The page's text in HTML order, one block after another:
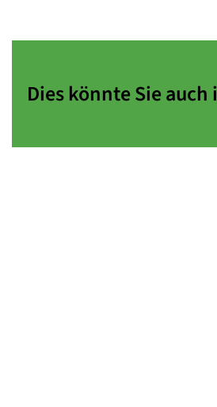
Dies könnte Sie